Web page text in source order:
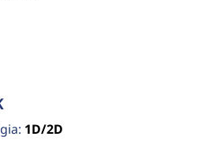
1D/2D